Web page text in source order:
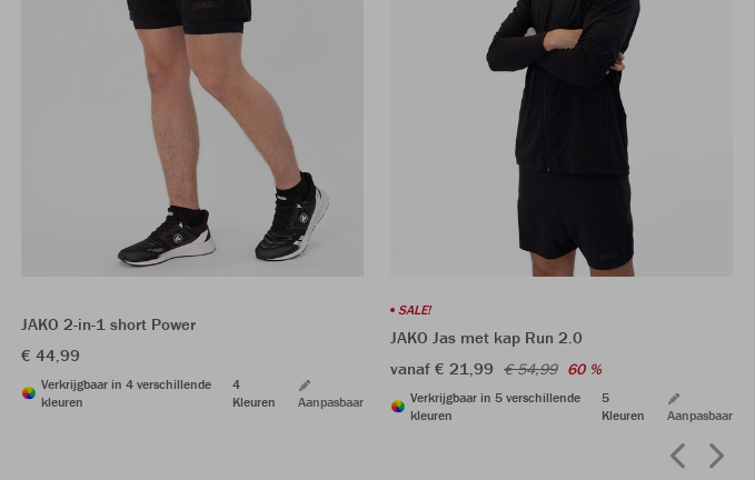
JAKO 2-in-1 short Power
€ 44,99
Verkrijgbaar in 4 verschillende
kleuren
4
Kleuren
Aanpasbaar
SALE!
JAKO Jas met kap Run 2.0
vanaf € 21,99 € 54,99 60 %
Verkrijgbaar in 5 verschillende
kleuren
5
Kleuren
Aanpasbaar